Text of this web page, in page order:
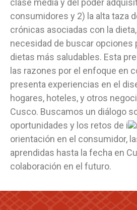
clase media y del poder
consumidores y 2) la alta taza
crónicas asociadas con la
necesidad de buscar opciones
dietas más saludables. Esta
las razones por el enfoque en
presenta experiencias en el
hogares, hoteles, y otros
Cusco. Buscamos un diálogo
oportunidades y los retos de i
orientación en el consumidor,
aprendidas hasta la fecha en
colaboración en el futuro.